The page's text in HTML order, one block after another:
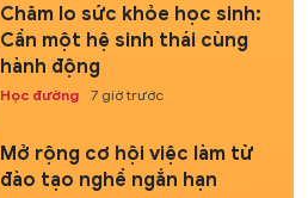
Chăm lo sức khỏe học sinh:
Cần một hệ sinh thái cùng
hành động
Học đường 7 giờ trước
Mở rộng cơ hội việc làm từ
đào tạo nghề ngắn hạn